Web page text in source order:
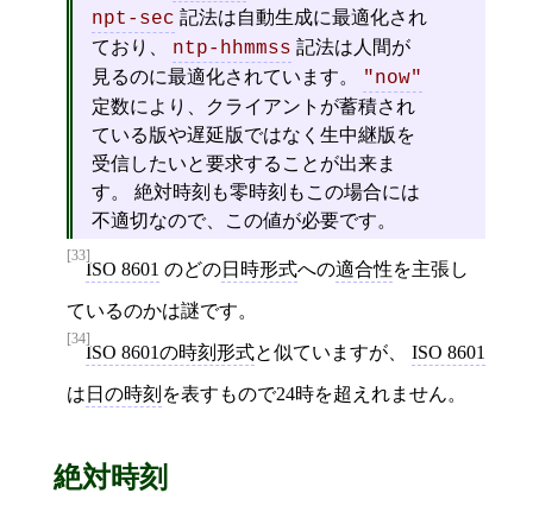
npt-sec 記法は自動生成に最適化され
ており、 ntp-hhmmss 記法は人間が
見るのに最適化されています。
"now"
定数により、クライアントが蓄積され
ている版や遅延版ではなく生中継版を
受信したいと要求することが出来ま
す。 絶対時刻も零時刻もこの場合には
不適切なので、この値が必要です。
[33]
ISO 8601 のどの日時形式への適合性を主張し
ているのかは謎です。
[34]
ISO 8601の時刻形式と似ていますが、 ISO 8601
は 日の時刻 を表すもので24時を超えれません。
絶対時刻